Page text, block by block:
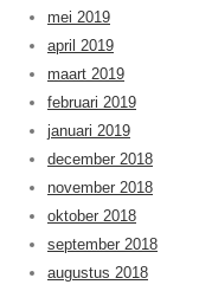
mei 2019
april 2019
maart 2019
februari 2019
januari 2019
december 2018
november 2018
oktober 2018
september 2018
augustus 2018